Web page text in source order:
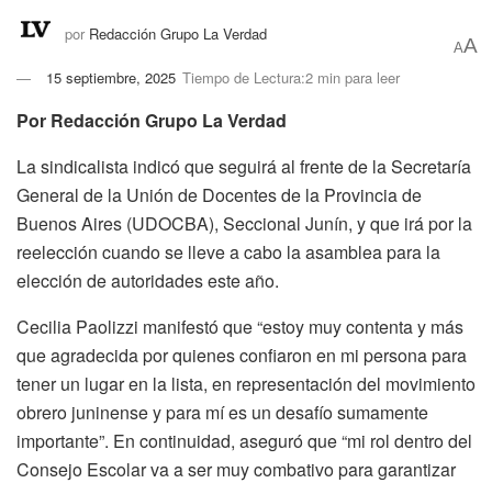
por Redacción Grupo La Verdad
15 septiembre, 2025 Tiempo de Lectura:2 min para leer
AA
Por Redacción Grupo La Verdad
La sindicalista indicó que seguirá al frente de la Secretaría
General de la Unión de Docentes de la Provincia de
Buenos Aires (UDOCBA), Seccional Junín, y que irá por la
reelección cuando se lleve a cabo la asamblea para la
elección de autoridades este año.
Cecilia Paolizzi manifestó que “estoy muy contenta y más
que agradecida por quienes confiaron en mi persona para
tener un lugar en la lista, en representación del movimiento
obrero juninense y para mí es un desafío sumamente
importante”. En continuidad, aseguró que “mi rol dentro del
Consejo Escolar va a ser muy combativo para garantizar